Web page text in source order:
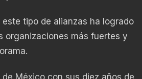
este tipo de alianzas ha logrado
organizaciones más fuertes y
de México con sus diez años de